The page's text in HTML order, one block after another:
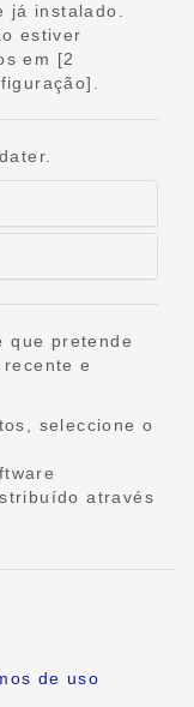
já instalado.
estiver
em [2
que pretende
e
seleccione o
através
de uso